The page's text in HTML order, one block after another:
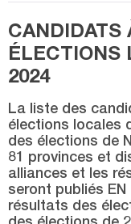
İBRADI
KAŞ
KEMER
KONYAALTI
KORKUTELİ
KUMLUCA
MANAVGAT
CANDIDATS
ÉLECTIONS
2024
La liste des
élections locales
des élections de
81 provinces et
alliances et les
seront publiés EN
résultats des